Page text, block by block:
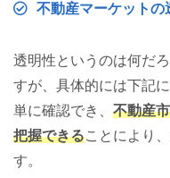
不動産マーケットの
透明性というのは何だ
すが、具体的には下記
単に確認でき、 不動産
把握できることにより
す。